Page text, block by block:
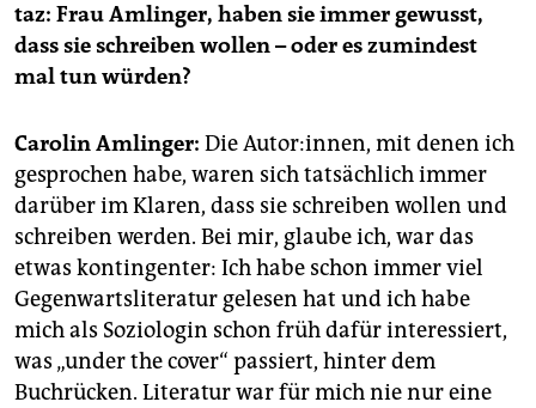
unterstützen
abo
epaper login
taz: Frau Amlinger, haben sie immer gewusst,
dass sie schreiben wollen – oder es zumindest
mal tun würden?
Carolin Amlinger: Die Autor:innen, mit denen ich
gesprochen habe, waren sich tatsächlich immer
darüber im Klaren, dass sie schreiben wollen und
schreiben werden. Bei mir, glaube ich, war das
etwas kontingenter: Ich habe schon immer viel
Gegenwartsliteratur gelesen hat und ich habe
mich als Soziologin schon früh dafür interessiert,
was „under the cover“ passiert, hinter dem
Buchrücken. Literatur war für mich nie nur eine